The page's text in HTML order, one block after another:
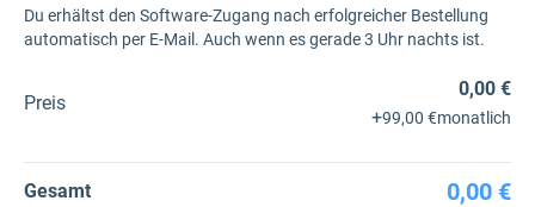
Du erhältst den Software-Zugang nach erfolgreicher Bestellung
automatisch per E-Mail. Auch wenn es gerade 3 Uhr nachts ist.
Preis
0,00 €
+99,00 €monatlich
Gesamt 0,00 €